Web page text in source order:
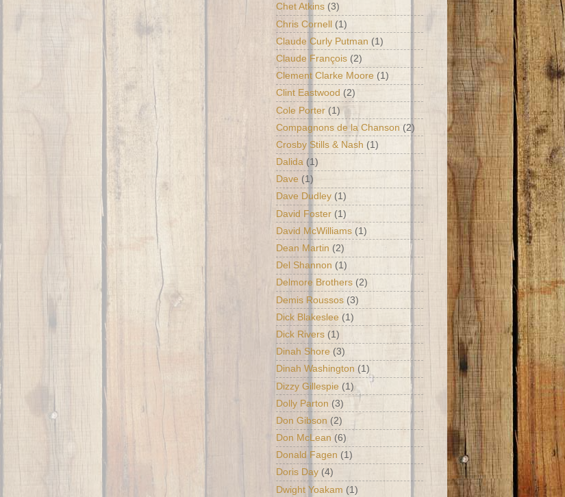
Chet Atkins (3)
Chris Cornell (1)
Claude Curly Putman (1)
Claude François (2)
Clement Clarke Moore (1)
Clint Eastwood (2)
Cole Porter (1)
Compagnons de la Chanson (2)
Crosby Stills & Nash (1)
Dalida (1)
Dave (1)
Dave Dudley (1)
David Foster (1)
David McWilliams (1)
Dean Martin (2)
Del Shannon (1)
Delmore Brothers (2)
Demis Roussos (3)
Dick Blakeslee (1)
Dick Rivers (1)
Dinah Shore (3)
Dinah Washington (1)
Dizzy Gillespie (1)
Dolly Parton (3)
Don Gibson (2)
Don McLean (6)
Donald Fagen (1)
Doris Day (4)
Dwight Yoakam (1)